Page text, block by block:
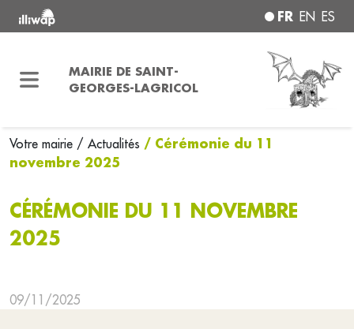
FR EN ES
MAIRIE DE SAINT-
GEORGES-LAGRICOL
Votre mairie / Actualités / Cérémonie du 11
novembre 2025
CÉRÉMONIE DU 11 NOVEMBRE
2025
09/11/2025